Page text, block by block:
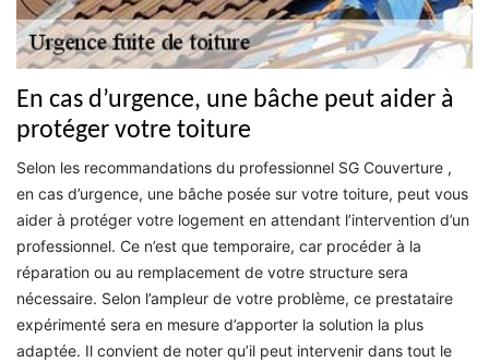
En cas d’urgence, une bâche peut aider à
protéger votre toiture
Selon les recommandations du professionnel SG Couverture ,
en cas d’urgence, une bâche posée sur votre toiture, peut vous
aider à protéger votre logement en attendant l’intervention d’un
professionnel. Ce n’est que temporaire, car procéder à la
réparation ou au remplacement de votre structure sera
nécessaire. Selon l’ampleur de votre problème, ce prestataire
expérimenté sera en mesure d’apporter la solution la plus
adaptée. Il convient de noter qu’il peut intervenir dans tout le